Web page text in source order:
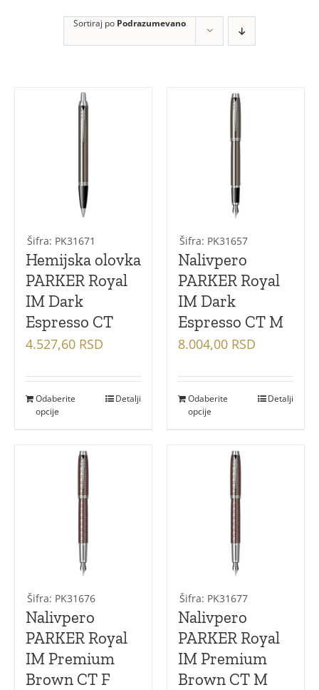
Jotter XL Sortiraj po Podrazumevano
Šifra: PK31671
Hemijska olovka
PARKER Royal
IM Dark
Espresso CT
4.527,60 RSD
Odaberite
opcije
Detalji
Šifra: PK31657
Nalivpero
PARKER Royal
IM Dark
Espresso CT M
8.004,00 RSD
Odaberite
opcije
Detalji
Šifra: PK31676
Nalivpero
PARKER Royal
IM Premium
Brown CT F
Šifra: PK31677
Nalivpero
PARKER Royal
IM Premium
Brown CT M